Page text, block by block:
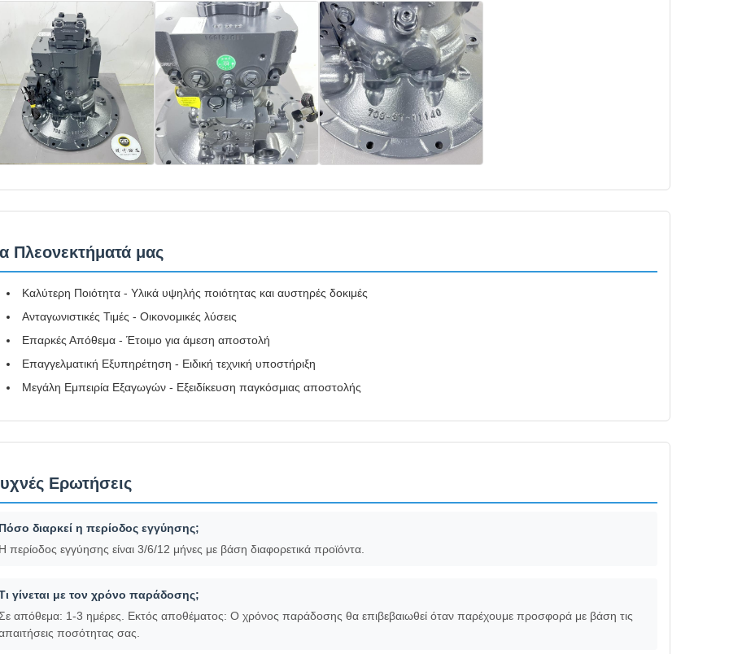
Πλεονεκτήματά μας
Καλύτερη Ποιότητα - Υλικά υψηλής ποιότητας και αυστηρές δοκιμές
Ανταγωνιστικές Τιμές - Οικονομικές λύσεις
Επαρκές Απόθεμα - Έτοιμο για άμεση αποστολή
Επαγγελματική Εξυπηρέτηση - Ειδική τεχνική υποστήριξη
Μεγάλη Εμπειρία Εξαγωγών - Εξειδίκευση παγκόσμιας αποστολής
Ερωτήσεις
διαρκεί η περίοδος εγγύησης;
περίοδος εγγύησης είναι 3/6/12 μήνες με βάση διαφορετικά προϊόντα.
γίνεται με τον χρόνο παράδοσης;
απόθεμα: 1-3 ημέρες. Εκτός αποθέματος: Ο χρόνος παράδοσης θα επιβεβαιωθεί όταν παρέχουμε προσφορά με βάση τις
ποσότητας σας.